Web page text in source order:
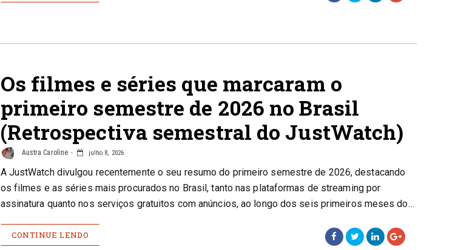
Os filmes e séries que marcaram o
primeiro semestre de 2026 no Brasil
(Retrospectiva semestral do JustWatch)
Austra Caroline julho 8, 2026
A JustWatch divulgou recentemente o seu resumo do primeiro semestre de 2026, destacando
os filmes e as séries mais procurados no Brasil, tanto nas plataformas de streaming por
assinatura quanto nos serviços gratuitos com anúncios, ao longo dos seis primeiros meses do…
CONTINUE LENDO